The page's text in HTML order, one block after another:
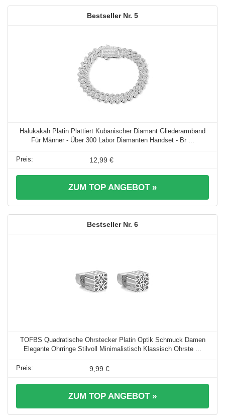
5
Halukakah Platin Plattiert Kubanischer Diamant Gliederarmband
Für Männer - Über 300 Labor Diamanten Handset - Br ...
12,99 €
ZUM TOP ANGEBOT »
6
TOFBS Quadratische Ohrstecker Platin Optik Schmuck Damen
Elegante Ohrringe Stilvoll Minimalistisch Klassisch Ohrste ...
9,99 €
ZUM TOP ANGEBOT »